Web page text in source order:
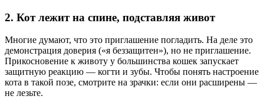
2. Кот лежит на спине, подставляя живот
Многие думают, что это приглашение погладить. На деле это
демонстрация доверия («я беззащитен»), но не приглашение.
Прикосновение к животу у большинства кошек запускает
защитную реакцию — когти и зубы. Чтобы понять настроение
кота в такой позе, смотрите на зрачки: если они расширены —
не лезьте.